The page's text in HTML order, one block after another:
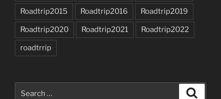
Roadtrip2015 Roadtrip2016 Roadtrip2019
Roadtrip2020 Roadtrip2021 Roadtrip2022
roadtrrip